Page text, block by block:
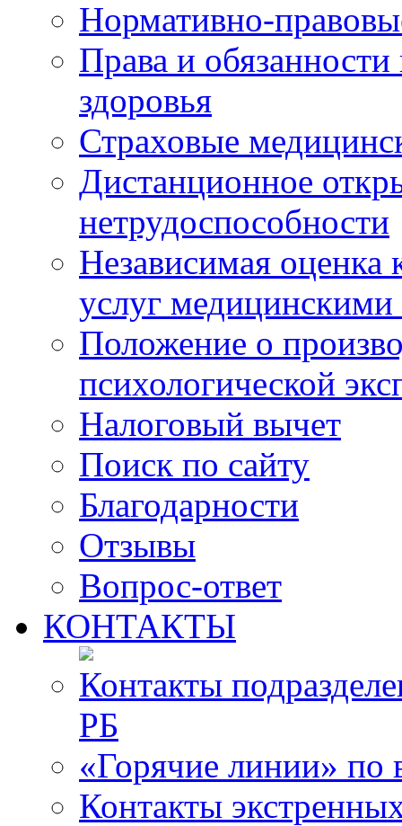
Нормативно-
Права и
здоровья
Страховые
Дистанционное
нетрудоспособности
Независимая оценка
услуг
Положение о
психологической
Налоговый вычет
Поиск по сайту
Благодарности
Отзывы
Вопрос-ответ
КОНТАКТЫ
Контакты
РБ
«Горячие линии» по
Контакты